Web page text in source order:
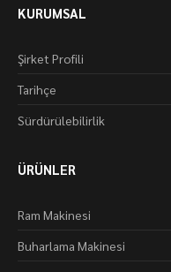
KURUMSAL
Şirket Profili
Tarihçe
Sürdürülebilirlik
ÜRÜNLER
Ram Makinesi
Buharlama Makinesi